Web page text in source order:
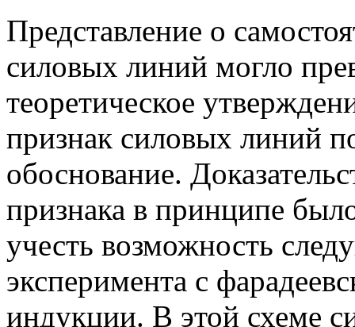
Представление о
силовых линий могло
теоретическое
признак силовых линий
обоснование.
признака в принципе
учесть возможность
эксперимента с
индукции. В этой схеме